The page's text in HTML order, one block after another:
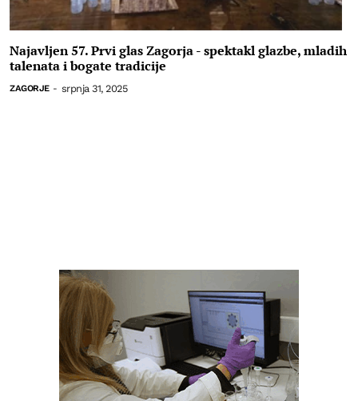
Najavljen 57. Prvi glas Zagorja - spektakl glazbe, mladih
talenata i bogate tradicije
ZAGORJE - srpnja 31, 2025